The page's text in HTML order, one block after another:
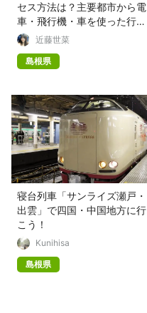
セス方法は？主要都市から電
車・飛行機・車を使った行き
方を解説！
近藤世菜
島根県
寝台列車「サンライズ瀬戸・
出雲」で四国・中国地方に行
こう！
Kunihisa
島根県